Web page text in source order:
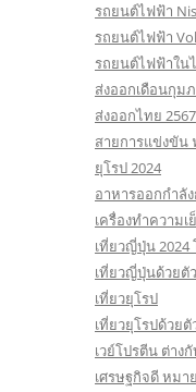
รถยนต์ไฟฟ้า
รถยนต์ไฟฟ้า
รถยนต์ไฟฟ้าใน
ส่งออกเดือนกุม
ส่งออกไทย 2567
สายการแข่งขัน
ยุโรป 2024
อาหารออกกําลั
เครื่องทำความเ
เที่ยวญี่ปุ่น 2024
เที่ยวญี่ปุ่นด้วยตั
เที่ยวยุโรป
เที่ยวยุโรปด้วยตั
เวย์โปรตีน ต่าง
เศรษฐกิจดี หมา